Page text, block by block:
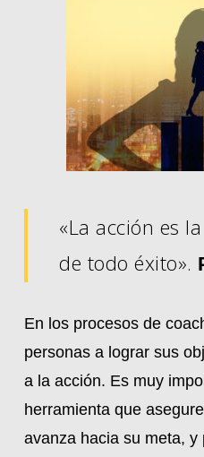
«La acción es
de todo éxito».
En los procesos de
personas a lograr sus
a la acción. Es muy
herramienta que
avanza hacia su meta, y